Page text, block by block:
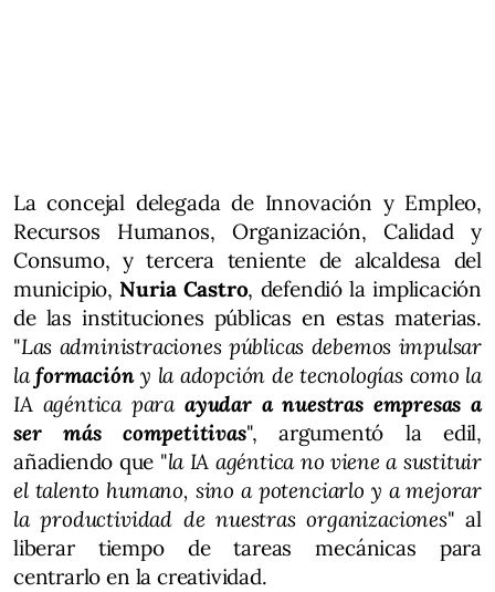
La concejal delegada de Innovación y Empleo,
Recursos Humanos, Organización, Calidad y
Consumo, y tercera teniente de alcaldesa del
municipio,Nuria Castro, defendió la implicación
de las instituciones públicas en estas materias.
"Las administraciones públicas debemos impulsar
laformacióny la adopción de tecnologías como la
IA agéntica para ayudar a nuestras empresas a
ser más competitivas", argumentó la edil,
añadiendo que "la IA agéntica no viene a sustituir
el talento humano, sino a potenciarlo y a mejorar
la productividad de nuestras organizaciones" al
liberar tiempo de tareas mecánicas para
centrarlo en la creatividad.